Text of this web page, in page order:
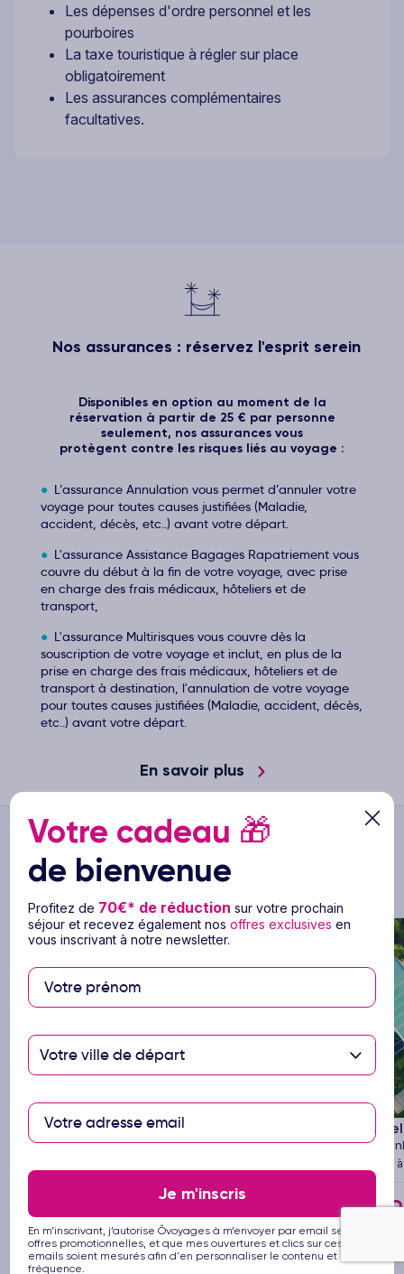
Les dépenses d'ordre personnel et les
pourboires
La taxe touristique à régler sur place
obligatoirement
Les assurances complémentaires
facultatives.
Nos assurances : réservez l'esprit serein
Disponibles en option au moment de la
réservation à partir de 25 € par personne
seulement, nos assurances vous
protègent contre les risques liés au voyage :
L’assurance Annulation vous permet d’annuler votre
voyage pour toutes causes justifiées (Maladie,
accident, décès, etc..) avant votre départ.
L'assurance Assistance Bagages Rapatriement vous
couvre du début à la fin de votre voyage, avec prise
en charge des frais médicaux, hôteliers et de
transport,
L'assurance Multirisques vous couvre dès la
souscription de votre voyage et inclut, en plus de la
prise en charge des frais médicaux, hôteliers et de
transport à destination, l'annulation de votre voyage
pour toutes causes justifiées (Maladie, accident, décès,
etc..) avant votre départ.
En savoir plus
Ôvoyages > ... > Hôtel Kamili Beach Villa 4*
Vous pourriez aussi aimer
Hôtel Sentido Heritance Negombo
by Ôvoyages
Dès 966€
/pers.
pour 8 jours / 5 nuits
Voir l’offre
Sri
5
Votre cadeau 🎁
de bienvenue
Profitez de 70€* de réduction sur votre prochain
séjour et recevez également nosoffres exclusives en
vous inscrivant à notre newsletter.
Votre ville de départ
Je m'inscris
En m’inscrivant, j’autorise Ôvoyages à m’envoyer par email ses
offres promotionnelles, et que mes ouvertures et clics sur ces
emails soient mesurés afin d'en personnaliser le contenu et la
fréquence.